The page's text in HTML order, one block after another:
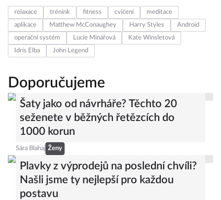
relaxace trénink fitness cvičení
meditace
aplikace
Matthew McConaughey Harry Styles
Android
operační systém
Lucie Minářová
Kate Winsletová
Idris Elba
John Legend
Doporučujeme
Šaty jako od návrháře? Těchto 20
seženete v běžných řetězcích do
1000 korun
Sára Blahaj Ženy
Plavky z výprodejů na poslední chvíli?
Našli jsme ty nejlepší pro každou
postavu